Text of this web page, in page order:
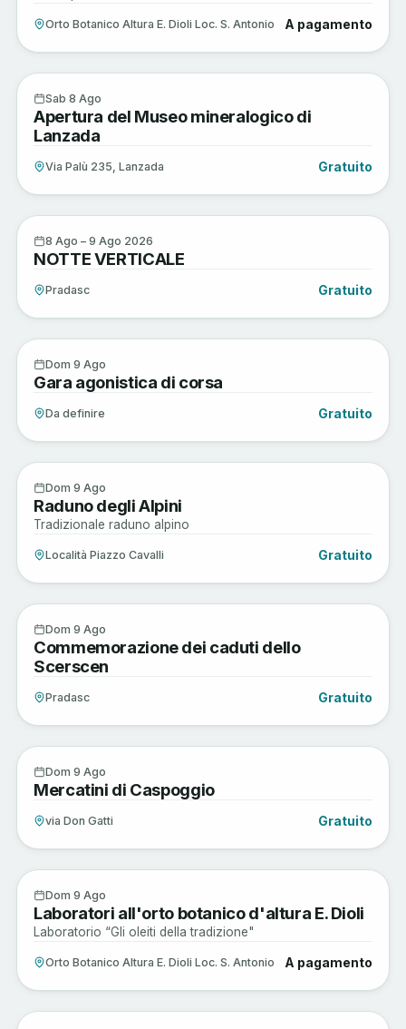
Orto Botanico Altura E. Dioli Loc. S. Antonio A pagamento
Arte e Cultura
Sab 8 Ago
Apertura del Museo mineralogico di
Lanzada
Via Palù 235, Lanzada Gratuito
Active
8 Ago – 9 Ago 2026
NOTTE VERTICALE
Pradasc Gratuito
Active
Dom 9 Ago
Gara agonistica di corsa
Da definire Gratuito
Musica e Spettacoli
Dom 9 Ago
Raduno degli Alpini
Tradizionale raduno alpino
Località Piazzo Cavalli Gratuito
Arte e Cultura
Dom 9 Ago
Commemorazione dei caduti dello
Scerscen
Pradasc Gratuito
Arte e Cultura
Dom 9 Ago
Mercatini di Caspoggio
via Don Gatti Gratuito
Sagre e Tradizioni
AGO
Dom 9 Ago
Laboratori all'orto botanico d'altura E. Dioli
Laboratorio “Gli oleiti della tradizione"
Orto Botanico Altura E. Dioli Loc. S. Antonio A pagamento